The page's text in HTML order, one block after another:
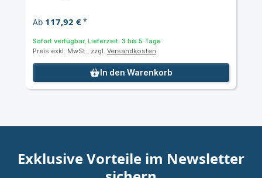
AC einphasig
Ab 117,92 €*
Sofort verfügbar, Lieferzeit: 3 bis 5 Tage
Preis exkl. MwSt., zzgl. Versandkosten
In den Warenkorb
Exklusive Vorteile im Newsletter